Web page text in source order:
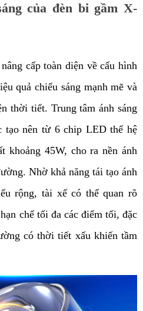
của đèn bi gầm X-
cấp toàn diện về cấu hình
quả chiếu sáng mạnh mẽ và
thời tiết. Trung tâm ánh sáng
tạo nên từ 6 chip LED thế hệ
khoảng 45W, cho ra nền ánh
Nhờ khả năng tái tạo ánh
rộng, tài xế có thể quan rõ
chế tối đa các điểm tối, đặc
có thời tiết xấu khiến tầm